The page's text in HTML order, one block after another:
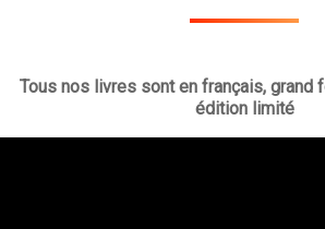
Tous nos livres sont en français, grand
édition limité